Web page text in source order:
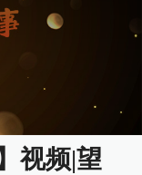
视频|望